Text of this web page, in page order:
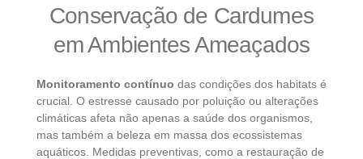
Conservação de Cardumes
em Ambientes Ameaçados
Monitoramento contínuo das condições dos habitats é
crucial. O estresse causado por poluição ou alterações
climáticas afeta não apenas a saúde dos organismos,
mas também a beleza em massa dos ecossistemas
aquáticos. Medidas preventivas, como a restauração de